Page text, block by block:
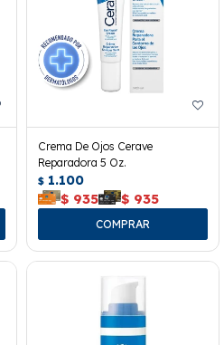
Crema De Ojos Cerave
Reparadora 5 Oz.
$ 1.100
$ 935 $ 935